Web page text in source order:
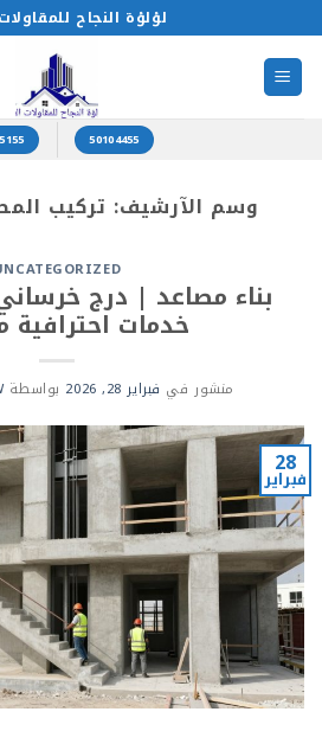
للمحتوى
لؤلؤة النجاح
50104455
وسم الآرشيف: تركيب
خدمات احترافية
منشور في فبراير 28, 2026 بواسطة
28
فبراير